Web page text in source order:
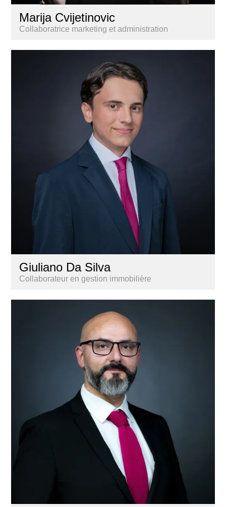
Marija Cvijetinovic
Collaboratrice marketing et administration
Giuliano Da Silva
Collaborateur en gestion immobilière